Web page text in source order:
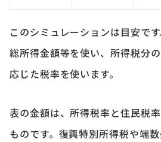
このシミュレーションは目安で
総所得金額等を使い、所得税分
応じた税率を使います。
表の金額は、所得税率と住民税
ものです。復興特別所得税や端